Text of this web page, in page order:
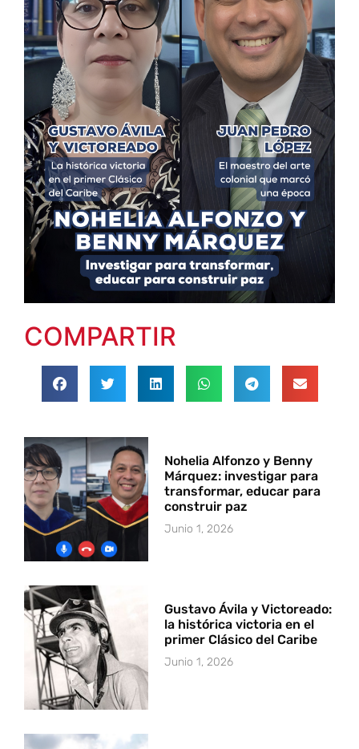
COMPARTIR
Nohelia Alfonzo y Benny
Márquez: investigar para
transformar, educar para
construir paz
Junio 1, 2026
Gustavo Ávila y Victoreado:
la histórica victoria en el
primer Clásico del Caribe
Junio 1, 2026